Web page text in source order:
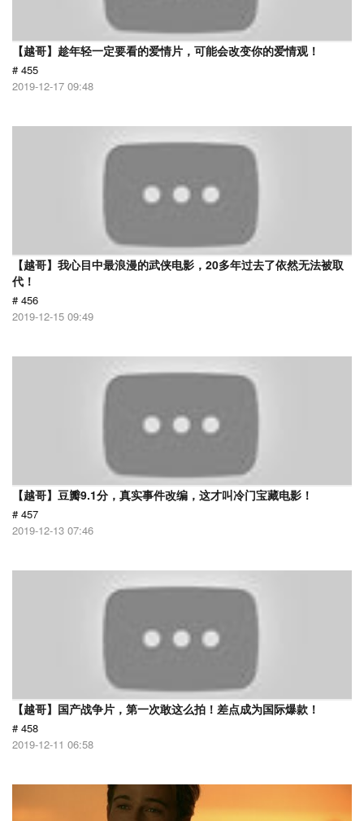
【越哥】趁年轻一定要看的爱情片，可能会改变你的爱情观！
# 455
2019-12-17 09:48
【越哥】我心目中最浪漫的武侠电影，20多年过去了依然无法被取
代！
# 456
2019-12-15 09:49
【越哥】豆瓣9.1分，真实事件改编，这才叫冷门宝藏电影！
# 457
2019-12-13 07:46
【越哥】国产战争片，第一次敢这么拍！差点成为国际爆款！
# 458
2019-12-11 06:58